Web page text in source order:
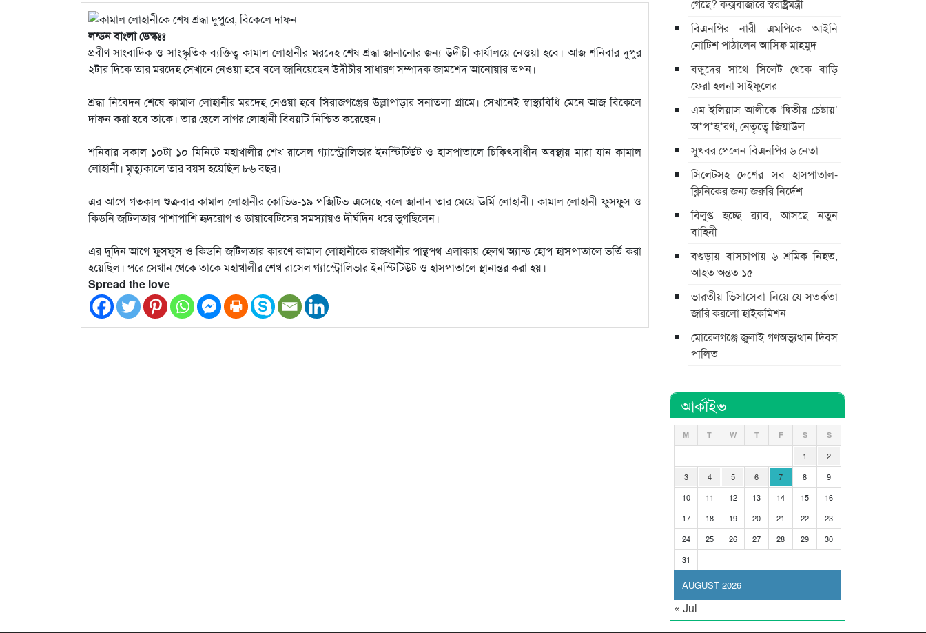
লন্ডন বাংলা ডেস্কঃঃ
প্রবীণ সাংবাদিক ও সাংস্কৃতিক ব্যক্তিত্ব কামাল লোহানীর মরদেহ শেষ শ্রদ্ধা জানানোর জন্য উদীচী কার্যালয়ে নেওয়া হবে। আজ শনিবার দুপুর
২টার দিকে তার মরদেহ সেখানে নেওয়া হবে বলে জানিয়েছেন উদীচীর সাধারণ সম্পাদক জামশেদ আনোয়ার তপন।
শ্রদ্ধা নিবেদন শেষে কামাল লোহানীর মরদেহ নেওয়া হবে সিরাজগঞ্জের উল্লাপাড়ার সনাতলা গ্রামে। সেখানেই স্বাস্থ্যবিধি মেনে আজ বিকেলে
দাফন করা হবে তাকে। তার ছেলে সাগর লোহানী বিষয়টি নিশ্চিত করেছেন।
শনিবার সকাল ১০টা ১০ মিনিটে মহাখালীর শেখ রাসেল গ্যাস্ট্রোলিভার ইনস্টিটিউট ও হাসপাতালে চিকিৎসাধীন অবস্থায় মারা যান কামাল
লোহানী। মৃত্যুকালে তার বয়স হয়েছিল ৮৬ বছর।
এর আগে গতকাল শুক্রবার কামাল লোহানীর কোভিড-১৯ পজিটিভ এসেছে বলে জানান তার মেয়ে ঊর্মি লোহানী। কামাল লোহানী ফুসফুস ও
কিডনি জটিলতার পাশাপাশি হৃদরোগ ও ডায়াবেটিসের সমস্যায়ও দীর্ঘদিন ধরে ভুগছিলেন।
এর দুদিন আগে ফুসফুস ও কিডনি জটিলতার কারণে কামাল লোহানীকে রাজধানীর পান্থপথ এলাকায় হেলথ অ্যান্ড হোপ হাসপাতালে ভর্তি করা
হয়েছিল। পরে সেখান থেকে তাকে মহাখালীর শেখ রাসেল গ্যাস্ট্রোলিভার ইনস্টিটিউট ও হাসপাতালে স্থানান্তর করা হয়।
Spread the love
গেছে? কক্সবাজারে স্বরাষ্ট্রমন্ত্রী
বিএনপির নারী এমপিকে আইনি
নোটিশ পাঠালেন আসিফ মাহমুদ
বন্ধুদের সাথে সিলেট থেকে বাড়ি
ফেরা হলনা সাইফুলের
এম ইলিয়াস আলীকে ‘দ্বিতীয় চেষ্টায়’
অ*প*হ*রণ, নেতৃত্বে জিয়াউল
সুখবর পেলেন বিএনপির ৬ নেতা
সিলেটসহ দেশের সব হাসপাতাল-
ক্লিনিকের জন্য জরুরি নির্দেশ
বিলুপ্ত হচ্ছে র‍্যাব, আসছে নতুন
বাহিনী
বগুড়ায় বাসচাপায় ৬ শ্রমিক নিহত,
আহত অন্তত ১৫
ভারতীয় ভিসাসেবা নিয়ে যে সতর্কতা
জারি করলো হাইকমিশন
মোরেলগঞ্জে জুলাই গণঅভ্যুত্থান দিবস
পালিত
আর্কাইভ
AUGUST 2026
M T W T F S S
1
2
3
4 5 6 7 8
9
10
11 12 13 14 15
16
17
18 19 20 21 22
23
24
25 26 27 28 29
30
31
« Jul